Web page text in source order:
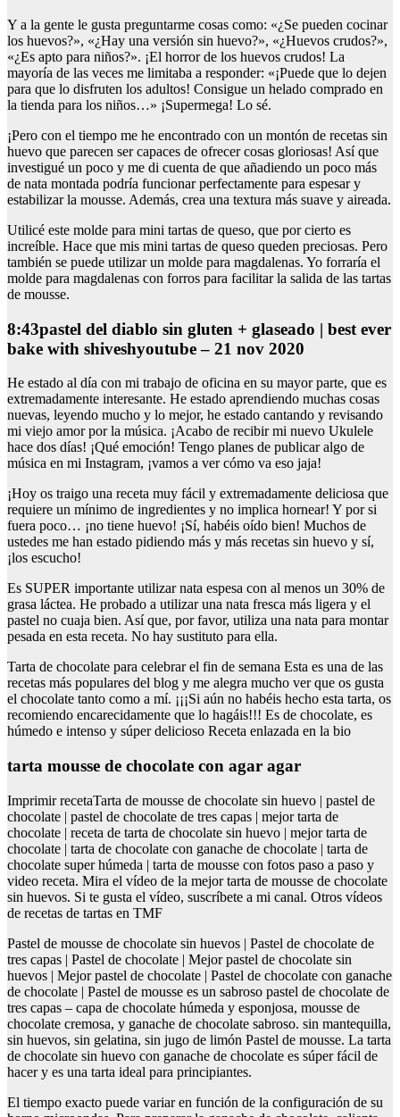
Y a la gente le gusta preguntarme cosas como: «¿Se pueden cocinar
los huevos?», «¿Hay una versión sin huevo?», «¿Huevos crudos?»,
«¿Es apto para niños?». ¡El horror de los huevos crudos! La
mayoría de las veces me limitaba a responder: «¡Puede que lo dejen
para que lo disfruten los adultos! Consigue un helado comprado en
la tienda para los niños…» ¡Supermega! Lo sé.
¡Pero con el tiempo me he encontrado con un montón de recetas sin
huevo que parecen ser capaces de ofrecer cosas gloriosas! Así que
investigué un poco y me di cuenta de que añadiendo un poco más
de nata montada podría funcionar perfectamente para espesar y
estabilizar la mousse. Además, crea una textura más suave y aireada.
Utilicé este molde para mini tartas de queso, que por cierto es
increíble. Hace que mis mini tartas de queso queden preciosas. Pero
también se puede utilizar un molde para magdalenas. Yo forraría el
molde para magdalenas con forros para facilitar la salida de las tartas
de mousse.
8:43pastel del diablo sin gluten + glaseado | best ever
bake with shiveshyoutube – 21 nov 2020
He estado al día con mi trabajo de oficina en su mayor parte, que es
extremadamente interesante. He estado aprendiendo muchas cosas
nuevas, leyendo mucho y lo mejor, he estado cantando y revisando
mi viejo amor por la música. ¡Acabo de recibir mi nuevo Ukulele
hace dos días! ¡Qué emoción! Tengo planes de publicar algo de
música en mi Instagram, ¡vamos a ver cómo va eso jaja!
¡Hoy os traigo una receta muy fácil y extremadamente deliciosa que
requiere un mínimo de ingredientes y no implica hornear! Y por si
fuera poco… ¡no tiene huevo! ¡Sí, habéis oído bien! Muchos de
ustedes me han estado pidiendo más y más recetas sin huevo y sí,
¡los escucho!
Es SUPER importante utilizar nata espesa con al menos un 30% de
grasa láctea. He probado a utilizar una nata fresca más ligera y el
pastel no cuaja bien. Así que, por favor, utiliza una nata para montar
pesada en esta receta. No hay sustituto para ella.
Tarta de chocolate para celebrar el fin de semana Esta es una de las
recetas más populares del blog y me alegra mucho ver que os gusta
el chocolate tanto como a mí. ¡¡¡Si aún no habéis hecho esta tarta, os
recomiendo encarecidamente que lo hagáis!!! Es de chocolate, es
húmedo e intenso y súper delicioso Receta enlazada en la bio
tarta mousse de chocolate con agar agar
Imprimir recetaTarta de mousse de chocolate sin huevo | pastel de
chocolate | pastel de chocolate de tres capas | mejor tarta de
chocolate | receta de tarta de chocolate sin huevo | mejor tarta de
chocolate | tarta de chocolate con ganache de chocolate | tarta de
chocolate super húmeda | tarta de mousse con fotos paso a paso y
video receta. Mira el vídeo de la mejor tarta de mousse de chocolate
sin huevos. Si te gusta el vídeo, suscríbete a mi canal. Otros vídeos
de recetas de tartas en TMF
Pastel de mousse de chocolate sin huevos | Pastel de chocolate de
tres capas | Pastel de chocolate | Mejor pastel de chocolate sin
huevos | Mejor pastel de chocolate | Pastel de chocolate con ganache
de chocolate | Pastel de mousse es un sabroso pastel de chocolate de
tres capas – capa de chocolate húmeda y esponjosa, mousse de
chocolate cremosa, y ganache de chocolate sabroso. sin mantequilla,
sin huevos, sin gelatina, sin jugo de limón Pastel de mousse. La tarta
de chocolate sin huevo con ganache de chocolate es súper fácil de
hacer y es una tarta ideal para principiantes.
El tiempo exacto puede variar en función de la configuración de su